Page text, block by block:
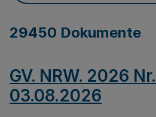
29450 Dokumente
GV. NRW. 2026
03.08.2026